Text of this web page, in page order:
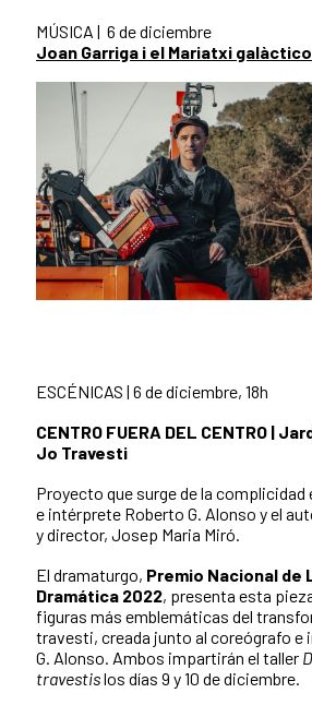
MÚSICA | 6 de diciembre
Joan Garriga i el Mariatxi galàctico
ESCÉNICAS | 6 de diciembre, 18h
CENTRO FUERA DEL CENTRO |
Jo Travesti
Proyecto que surge de la
e intérprete Roberto G. Alonso y el
y director, Josep Maria Miró.
El dramaturgo, Premio Nacional
Dramática 2022, presenta esta
figuras más emblemáticas del
travesti, creada junto al coreógrafo e
G. Alonso. Ambos impartirán el taller
travestislos días 9 y 10 de diciembre.